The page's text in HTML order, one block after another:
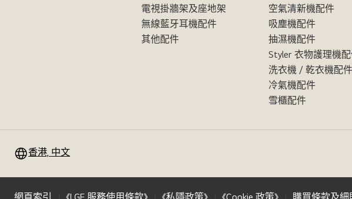
電視掛牆架及座地架
無線藍牙耳機配件
其他配件
空氣清新機配件
吸塵機配件
抽濕機配件
Styler 衣物護理機
洗衣機 / 乾衣機配件
冷氣機配件
雪櫃配件
香港, 中文